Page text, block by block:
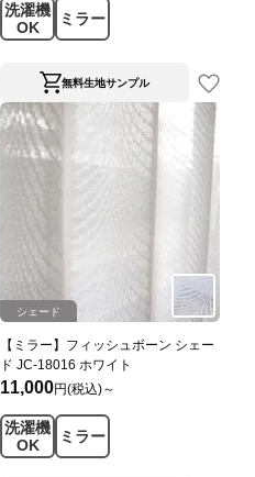
洗濯機
OK
ミラー
無料生地サンプル
シェード
【ミラー】フィッシュボーン シェー
ド JC-18016 ホワイト
11,000円(税込)～
洗濯機
OK
ミラー